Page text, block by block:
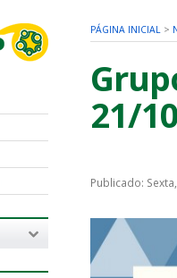
PÁGINA INICIAL >
21/
Publicado: